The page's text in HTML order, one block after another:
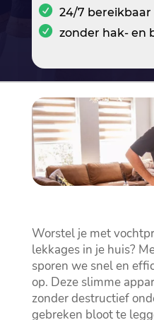
24/7 bereikbaar
zonder hak- en
Worstel je met
lekkages in je huis?
sporen we snel en
op.​ Deze slimme
zonder destructief
gebreken bloot te